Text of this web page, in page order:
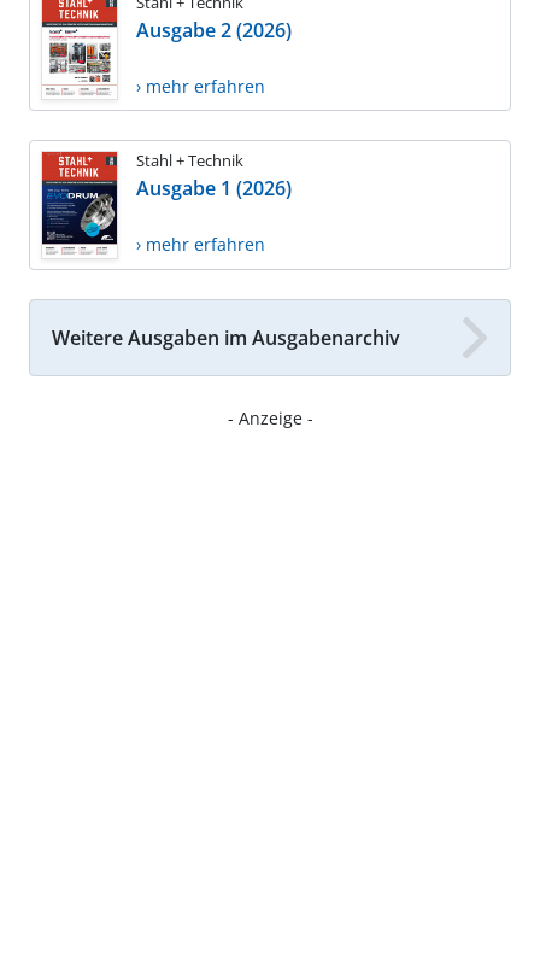
Ausgabe 2 (2026)
› mehr erfahren
Stahl + Technik
Ausgabe 1 (2026)
› mehr erfahren
Weitere Ausgaben im Ausgabenarchiv
- Anzeige -